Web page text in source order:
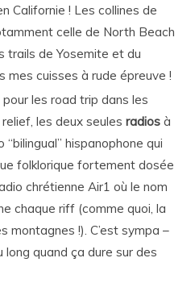
Californie ! Les collines de
celle de North Beach
trails de Yosemite et du
mes cuisses à rude épreuve !
les road trip dans les
les deux seules radios à
hispanophone qui
folklorique fortement dosée
chrétienne Air1 où le nom
chaque riff (comme quoi, la
montagnes !). C’est sympa –
long quand ça dure sur des